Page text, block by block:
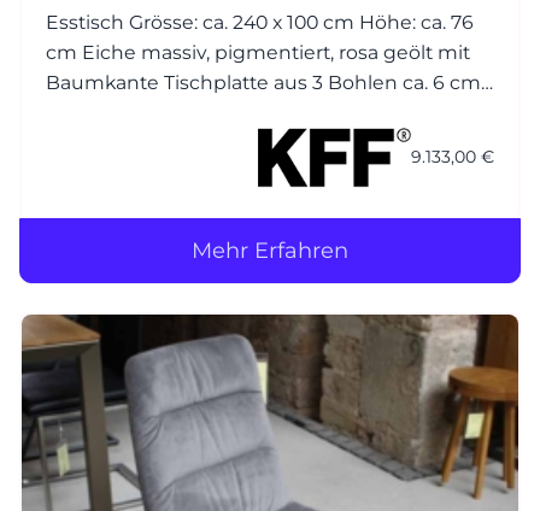
Esstisch Grösse: ca. 240 x 100 cm Höhe: ca. 76
cm Eiche massiv, pigmentiert, rosa geölt mit
Baumkante Tischplatte aus 3 Bohlen ca. 6 cm
9.133,00 €
Mehr Erfahren